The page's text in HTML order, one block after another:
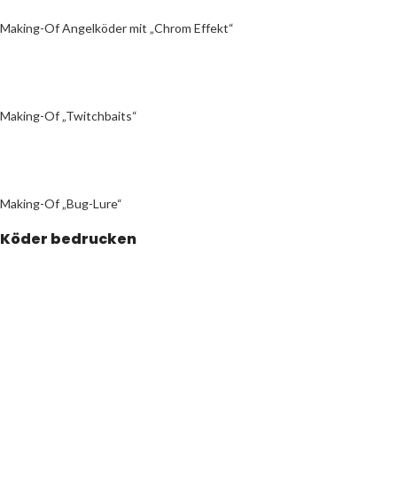
Making-Of Angelköder mit „Chrom Effekt“
Making-Of „Twitchbaits“
Making-Of „Bug-Lure“
Köder bedrucken